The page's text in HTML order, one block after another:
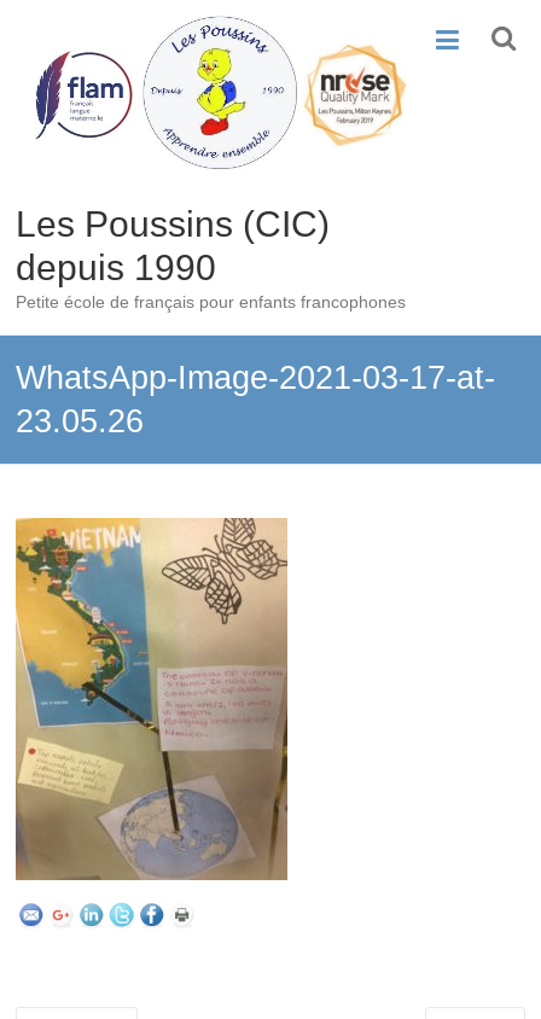
content
Les Poussins (CIC)
depuis 1990
Petite école de français pour enfants francophones
WhatsApp-Image-2021-03-17-at-
23.05.26